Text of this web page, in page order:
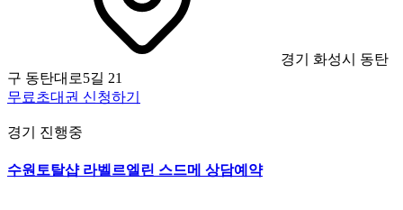
경기 화성시 동탄
구 동탄대로5길 21
무료초대권 신청하기
경기 진행중
수원토탈샵 라벨르엘린 스드메 상담예약